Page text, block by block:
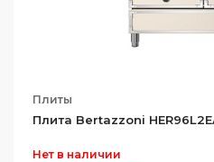
Плиты
Плита Bertazzoni
Нет в наличии